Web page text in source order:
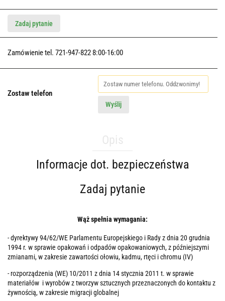
Zadaj pytanie
Zamówienie tel. 721-947-822 8:00-16:00
Zostaw telefon
Wyślij
Informacje dot. bezpieczeństwa
Zadaj pytanie
Wąż spełnia wymagania:
- dyrektywy 94/62/WE Parlamentu Europejskiego i Rady z dnia 20 grudnia
1994 r. w sprawie opakowań i odpadów opakowaniowych, z późniejszymi
zmianami, w zakresie zawartości ołowiu, kadmu, rtęci i chromu (IV)
- rozporządzenia (WE) 10/2011 z dnia 14 stycznia 2011 t. w sprawie
materiałów i wyrobów z tworzyw sztucznych przeznaczonych do kontaktu z
żywnością, w zakresie migracji globalnej